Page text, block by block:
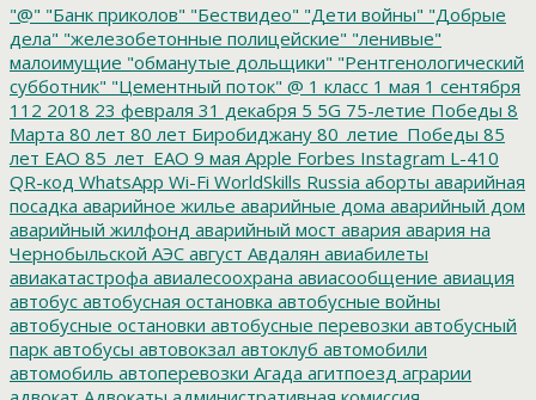
"@" "Банк приколов" "Бествидео" "Дети войны" "Добрые
дела" "железобетонные полицейские" "ленивые"
малоимущие "обманутые дольщики" "Рентгенологический
субботник" "Цементный поток" @ 1 класс 1 мая 1 сентября
112 2018 23 февраля 31 декабря 5 5G 75-летие Победы 8
Марта 80 лет 80 лет Биробиджану 80_летие_Победы 85
лет ЕАО 85_лет_ЕАО 9 мая Apple Forbes Instagram L-410
QR-код WhatsApp Wi-Fi WorldSkills Russia аборты аварийная
посадка аварийное жилье аварийные дома аварийный дом
аварийный жилфонд аварийный мост авария авария на
Чернобыльской АЭС август Авдалян авиабилеты
авиакатастрофа авиалесоохрана авиасообщение авиация
автобус автобусная остановка автобусные войны
автобусные остановки автобусные перевозки автобусный
парк автобусы автовокзал автоклуб автомобили
автомобиль автоперевозки Агада агитпоезд аграрии